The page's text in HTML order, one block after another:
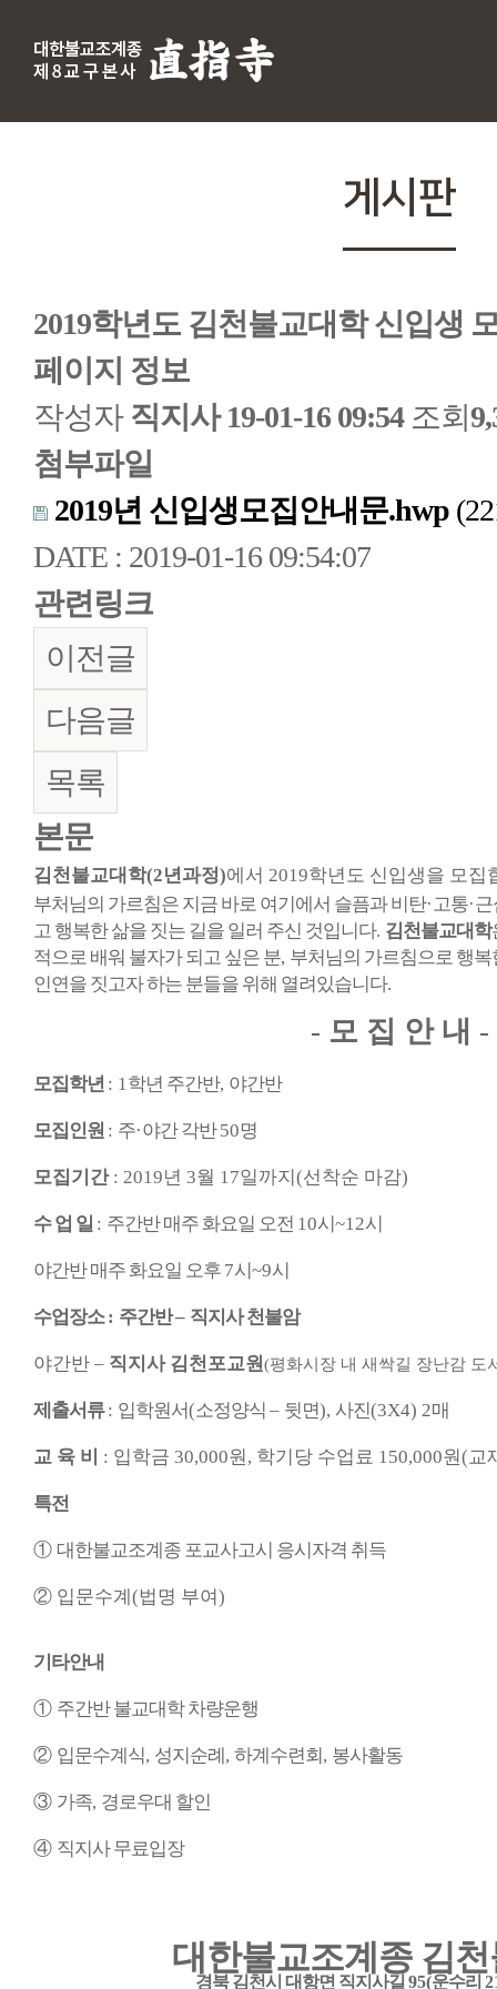
게시판
2019학년도 김천불교대학 신입생
페이지 정보
작성자 직지사 19-01-16 09:54조회
첨부파일
2019년 신입생모집안내문.hwp
DATE : 2019-01-16 09:54:07
관련링크
이전글
다음글
목록
본문
김천불교대학(2년과정)에서 2019학년도 신입생을 모집
부처님의 가르침은 지금 바로 여기에서 슬픔과 비탄·고통·근
고 행복한 삶을 짓는 길을 일러 주신 것입니다. 김천불교대학
적으로 배워 불자가 되고 싶은 분, 부처님의 가르침으로 행
인연을 짓고자 하는 분들을 위해 열려있습니다.
- 모 집 안 내 -
모집학년 : 1학년 주간반, 야간반
모집인원 : 주·야간 각반50명
모집기간 : 2019년 3월 17일까지(선착순 마감)
수 업 일 : 주간반 매주 화요일 오전 10시~12시
야간반 매주 화요일 오후 7시~9시
수업장소 : 주간반– 직지사 천불암
야간반 – 직지사 김천포교원(평화시장 내 새싹길 장난감 도
제출서류 : 입학원서(소정양식 – 뒷면), 사진(3X4) 2매
교 육 비 : 입학금 30,000원 , 학기당 수업료 150,000원(교
특전
① 대한불교조계종 포교사고시 응시자격 취득
② 입문수계(법명 부여)
기타안내
① 주간반 불교대학 차량운행
② 입문수계식, 성지순례, 하계수련회, 봉사활동
③ 가족, 경로우대 할인
④ 직지사 무료입장
대한불교조계종 김
경북 김천시 대항면 직지사길 95(운수리